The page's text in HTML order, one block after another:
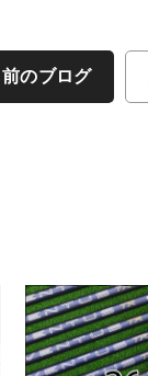
前のブログ